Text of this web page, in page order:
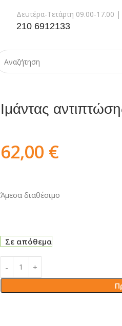
Δευτέρα-Τετάρτη 09.00-17.00
210 6912133
Ιμάντας
62,00 €
Άμεσα διαθέσιμο
Σε απόθεμα